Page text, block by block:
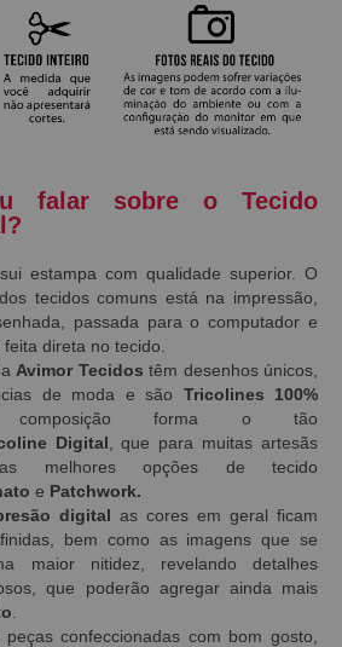
falar sobre o Tecido
estampa com qualidade superior. O
tecidos comuns está na impressão,
passada para o computador e
direta no tecido.
Avimor Tecidos têm desenhos únicos,
de moda e são Tricolines 100%
forma o tão
Digital , que para muitas artesãs
melhores opções de tecido
e Patchwork.
digital as cores em geral ficam
bem como as imagens que se
maior nitidez, revelando detalhes
que poderão agregar ainda mais
confeccionadas com bom gosto,